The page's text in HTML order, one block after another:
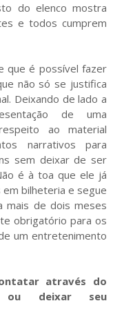
do elenco mostra
e todos cumprem
que é possível fazer
não só se justifica
Deixando de lado a
de uma
ao material
narrativos para
sem deixar de ser
é à toa que ele já
bilheteria e segue
mais de dois meses
obrigatório para os
um entretenimento
através do
ou deixar seu